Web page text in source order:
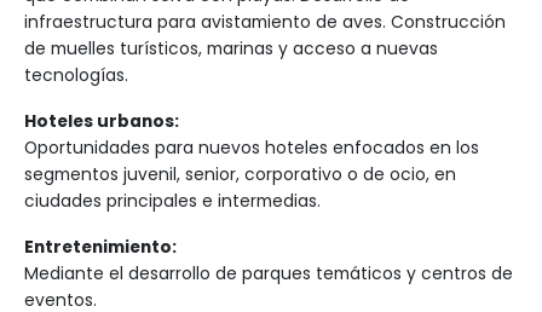
contar con una ley en esta línea.